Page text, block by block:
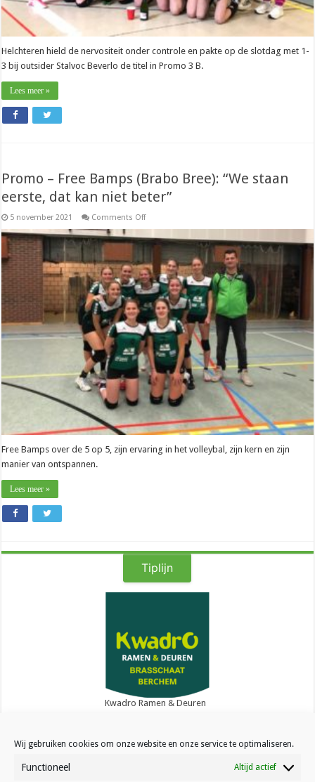
Wij gebruiken cookies om onze website en onze service te optimaliseren.
Functioneel Altijd actief
Helchteren hield de nervositeit onder controle en pakte op de slotdag met 1-
3 bij outsider Stalvoc Beverlo de titel in Promo 3 B.
Lees meer »
Promo – Free Bamps (Brabo Bree): “We staan
eerste, dat kan niet beter”
5 november 2021 Comments Offon
–
Free
Bamps
(Brabo
Bree):
“We
staan
eerste,
dat
kan
niet
beter”
Free Bamps over de 5 op 5, zijn ervaring in het volleybal, zijn kern en zijn
manier van ontspannen.
Lees meer »
Tiplijn
Kwadro Ramen & Deuren